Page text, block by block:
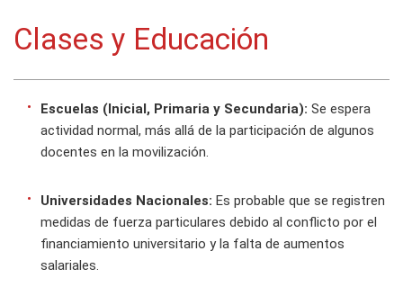
Clases y Educación
Escuelas (Inicial, Primaria y Secundaria): Se espera
actividad normal, más allá de la participación de algunos
docentes en la movilización.
Universidades Nacionales: Es probable que se registren
medidas de fuerza particulares debido al conflicto por el
financiamiento universitario y la falta de aumentos
salariales.